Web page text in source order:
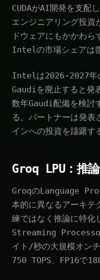
CUDAがAI開発を支
エンジニアリング投
ドウェアにもかかわ
Intelの市場シェアは
Intelは2026-2027年
Gaudiを廃止すると発
数年Gaudi配備を検討
る。パートナーは発表
インへの投資を躊躇す
Groq LPU：推
GroqのLanguage
本的に異なるアーキテ
練ではなく推論に特
Streaming
イト/秒の大規模オン
750 TOPS、FP16で